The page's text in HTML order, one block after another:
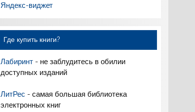
Яндекс-виджет
Где купить книги?
Лабиринт- не заблудитесь в обилии
доступных изданий
ЛитРес - самая большая библиотека
электронных книг